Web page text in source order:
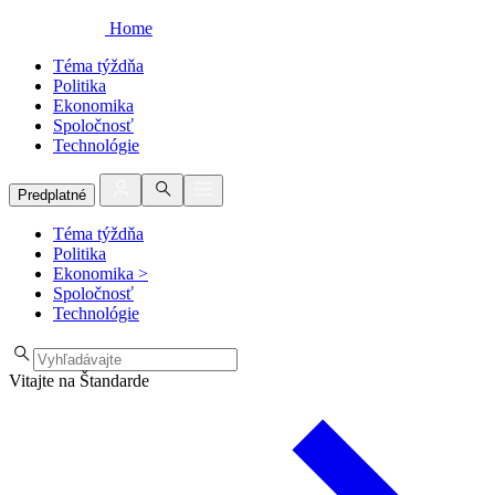
Home
Téma týždňa
Politika
Ekonomika
Spoločnosť
Technológie
Predplatné
Téma týždňa
Politika
Ekonomika >
Spoločnosť
Technológie
Vitajte na Štandarde